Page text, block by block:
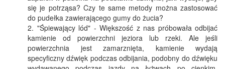
się je potrząsa? Czy te same metody można zastosować
do pudełka zawierającego gumy do żucia?
"Śpiewający lód" - Większość z nas próbowała odbijać
kamienie od powierzchni jeziora lub rzeki. Ale jeśli
powierzchnia jest zamarznięta, kamienie wydają
specyficzny dźwięk podczas odbijania, podobny do dźwięku